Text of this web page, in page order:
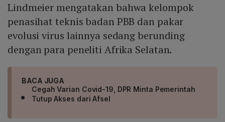
Lindmeier mengatakan bahwa kelompok
penasihat teknis badan PBB dan pakar
evolusi virus lainnya sedang berunding
dengan para peneliti Afrika Selatan.
BACA JUGA
Cegah Varian Covid-19, DPR Minta Pemerintah
Tutup Akses dari Afsel